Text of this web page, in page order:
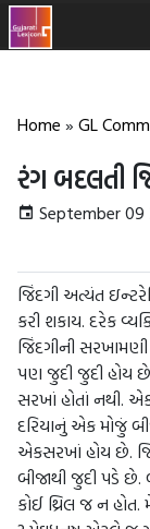
Home » GL
રંગ બદલતી
September 09
જિંદગી અત્યંત
કરી શકાય. દરેક
જિંદગીની
પણ જુદી જુદી હોય
સરખાં હોતાં નથી.
દરિયાનું એક મોજું
એકસરખાં હોય છે.
બીજાથી જુદી પડે છે.
કોઈ થ્રિલ જ ન